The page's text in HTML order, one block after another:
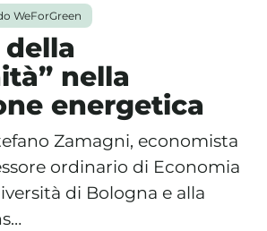
DISTANZA
WeForGreen
nella
energetica
Zamagni, economista
ordinario di Economia
di Bologna e alla